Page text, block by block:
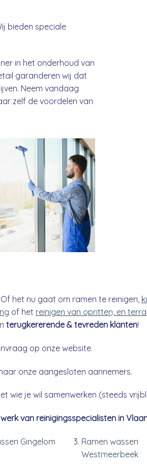
bieden speciale
in het onderhoud van
garanderen wij dat
Neem vandaag
zelf de voordelen van
het nu gaat om ramen te reinigen,
of het reinigen van opritten, en
terugkererende & tevreden klanten!
op onze website.
onze aangesloten aannemers.
wie je wil samenwerken (steeds
van reinigingsspecialisten in
Gingelom
Ramen wassen
Westmeerbeek